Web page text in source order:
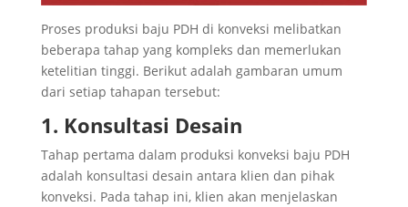
Proses produksi baju PDH di konveksi melibatkan
beberapa tahap yang kompleks dan memerlukan
ketelitian tinggi. Berikut adalah gambaran umum
dari setiap tahapan tersebut:
1. Konsultasi Desain
Tahap pertama dalam produksi konveksi baju PDH
adalah konsultasi desain antara klien dan pihak
konveksi. Pada tahap ini, klien akan menjelaskan